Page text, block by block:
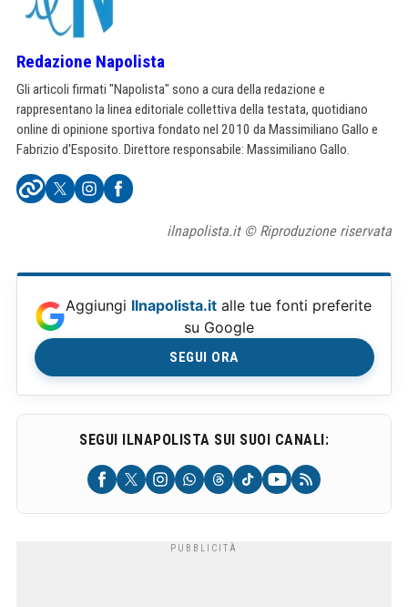
Redazione Napolista
Gli articoli firmati "Napolista" sono a cura della redazione e
rappresentano la linea editoriale collettiva della testata, quotidiano
online di opinione sportiva fondato nel 2010 da Massimiliano Gallo e
Fabrizio d'Esposito. Direttore responsabile: Massimiliano Gallo.
ilnapolista.it © Riproduzione riservata
Aggiungi Ilnapolista.it alle tue fonti preferite
su Google
SEGUI ORA
SEGUI ILNAPOLISTA SUI SUOI CANALI: